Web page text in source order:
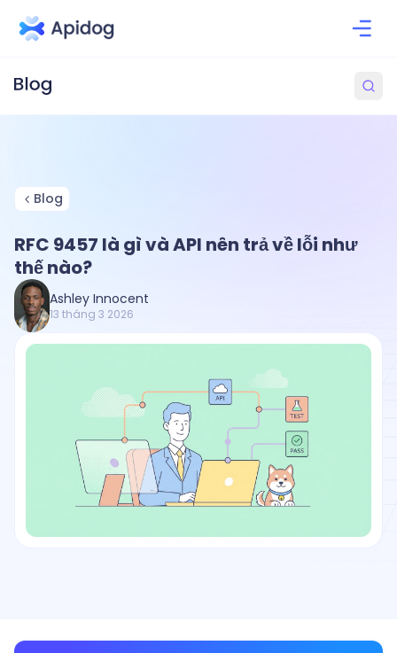
Blog
RFC 9457 là gì và API nên trả về lỗi như
thế nào?
Ashley Innocent
13 tháng 3 2026